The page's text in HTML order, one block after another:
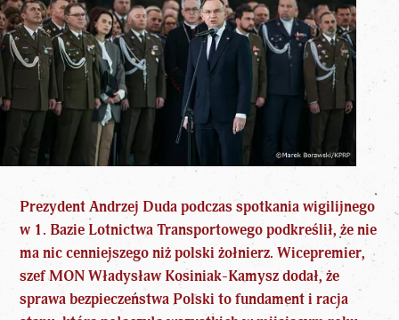
Prezydent Andrzej Duda podczas spotkania wigilijnego
w 1. Bazie Lotnictwa Transportowego podkreślił, że nie
ma nic cenniejszego niż polski żołnierz. Wicepremier,
szef MON Władysław Kosiniak-Kamysz dodał, że
sprawa bezpieczeństwa Polski to fundament i racja